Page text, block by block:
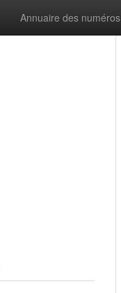
Annuaire des numéros